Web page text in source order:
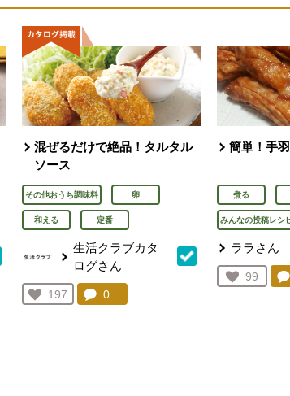
混ぜるだけで絶品！タルタル
ソース
その他おうち調味料 卵
和える 定番
生活クラブカタ
ログさん
お気に入り登録：
197
人が登録
コメント：
0件。コメントを見る。
簡単！手
煮る
みんなの投稿レシ
ララさん
お気に
99
人が登